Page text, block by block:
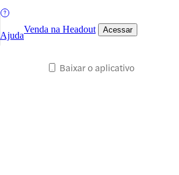
Ajuda
Venda na Headout Acessar
Baixar o aplicativo